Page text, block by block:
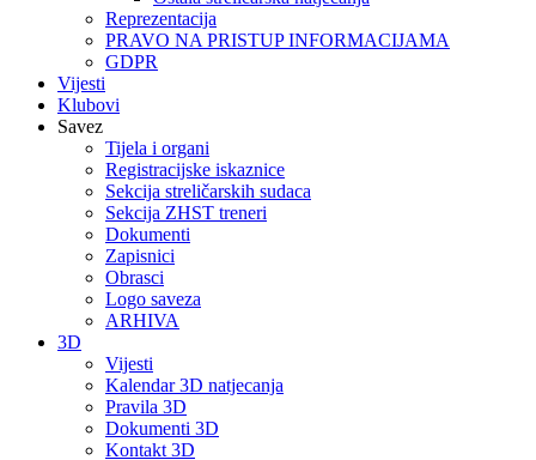
Reprezentacija
PRAVO NA PRISTUP INFORMACIJAMA
GDPR
Vijesti
Klubovi
Savez
Tijela i organi
Registracijske iskaznice
Sekcija streličarskih sudaca
Sekcija ZHST treneri
Dokumenti
Zapisnici
Obrasci
Logo saveza
ARHIVA
3D
Vijesti
Kalendar 3D natjecanja
Pravila 3D
Dokumenti 3D
Kontakt 3D